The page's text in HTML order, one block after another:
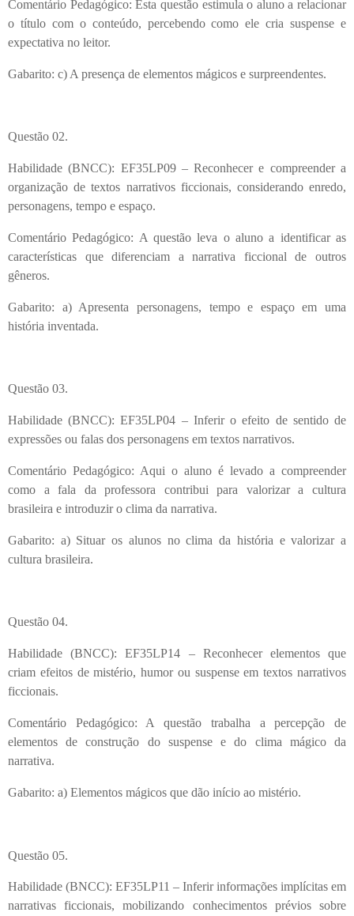
Comentário Pedagógico: Esta questão estimula o aluno a relacionar
o título com o conteúdo, percebendo como ele cria suspense e
expectativa no leitor.
Gabarito: c) A presença de elementos mágicos e surpreendentes.
Questão 02.
Habilidade (BNCC): EF35LP09 – Reconhecer e compreender a
organização de textos narrativos ficcionais, considerando enredo,
personagens, tempo e espaço.
Comentário Pedagógico: A questão leva o aluno a identificar as
características que diferenciam a narrativa ficcional de outros
gêneros.
Gabarito: a) Apresenta personagens, tempo e espaço em uma
história inventada.
Questão 03.
Habilidade (BNCC): EF35LP04 – Inferir o efeito de sentido de
expressões ou falas dos personagens em textos narrativos.
Comentário Pedagógico: Aqui o aluno é levado a compreender
como a fala da professora contribui para valorizar a cultura
brasileira e introduzir o clima da narrativa.
Gabarito: a) Situar os alunos no clima da história e valorizar a
cultura brasileira.
Questão 04.
Habilidade (BNCC): EF35LP14 – Reconhecer elementos que
criam efeitos de mistério, humor ou suspense em textos narrativos
ficcionais.
Comentário Pedagógico: A questão trabalha a percepção de
elementos de construção do suspense e do clima mágico da
narrativa.
Gabarito: a) Elementos mágicos que dão início ao mistério.
Questão 05.
Habilidade (BNCC): EF35LP11 – Inferir informações implícitas em
narrativas ficcionais, mobilizando conhecimentos prévios sobre